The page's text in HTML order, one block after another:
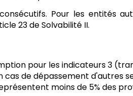
Pour les entités
23 de Solvabilité II.
pour les indicateurs 3
de dépassement d'autres
moins de 5% des